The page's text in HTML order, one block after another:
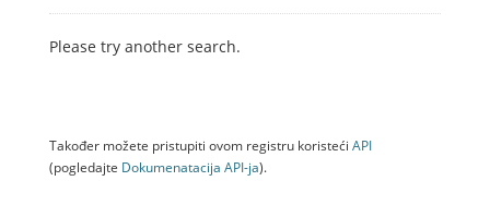
Please try another search.
Također možete pristupiti ovom registru koristeći API
(pogledajte Dokumenаtаcijа API-jа).